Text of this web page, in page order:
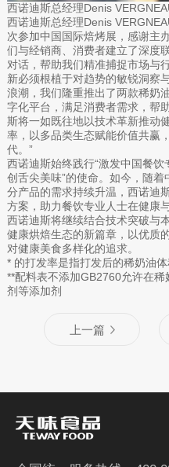
西诺迪斯总经理Denis
西诺迪斯总经理Denis
次参加中国国际焙烤展，感谢主
们与经销商、消费者建立了深度
对话，帮助我们精准捕捉市场与
新必须根植于对趋势的敏锐洞察
浪潮，我们隆重推出了两款稀奶
字化平台，满足消费者需求，帮
斯将一如既往地以技术革新推动
率，以多品类生态赋能价值共赢
代。”
西诺迪斯始终践行“激发中国餐
创舌尖美味”的使命。如今，随
分产品的需求持续升温，西诺迪
方案，助力餐饮专业人士在健康
西诺迪斯将继续结合技术突破与
健康烘焙生态的新篇章，以优质
对健康美食多样化的追求。
* 的打发率是指打发后的稀奶油
**配料表不添加GB2760允许在
剂等添加剂
上一篇